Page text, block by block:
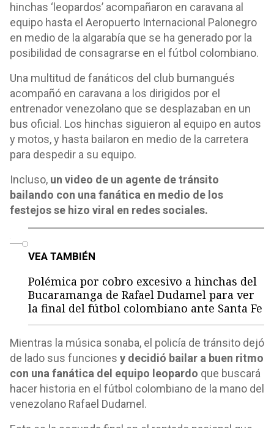
hinchas ‘leopardos’ acompañaron en caravana al
equipo hasta el Aeropuerto Internacional Palonegro
en medio de la algarabía que se ha generado por la
posibilidad de consagrarse en el fútbol colombiano.
Una multitud de fanáticos del club bumangués
acompañó en caravana a los dirigidos por el
entrenador venezolano que se desplazaban en un
bus oficial. Los hinchas siguieron al equipo en autos
y motos, y hasta bailaron en medio de la carretera
para despedir a su equipo.
Incluso, un video de un agente de tránsito
bailando con una fanática en medio de los
festejos se hizo viral en redes sociales.
VEA TAMBIÉN
Polémica por cobro excesivo a hinchas del
Bucaramanga de Rafael Dudamel para ver
la final del fútbol colombiano ante Santa Fe
Mientras la música sonaba, el policía de tránsito dejó
de lado sus funciones y decidió bailar a buen ritmo
con una fanática del equipo leopardo que buscará
hacer historia en el fútbol colombiano de la mano del
venezolano Rafael Dudamel.